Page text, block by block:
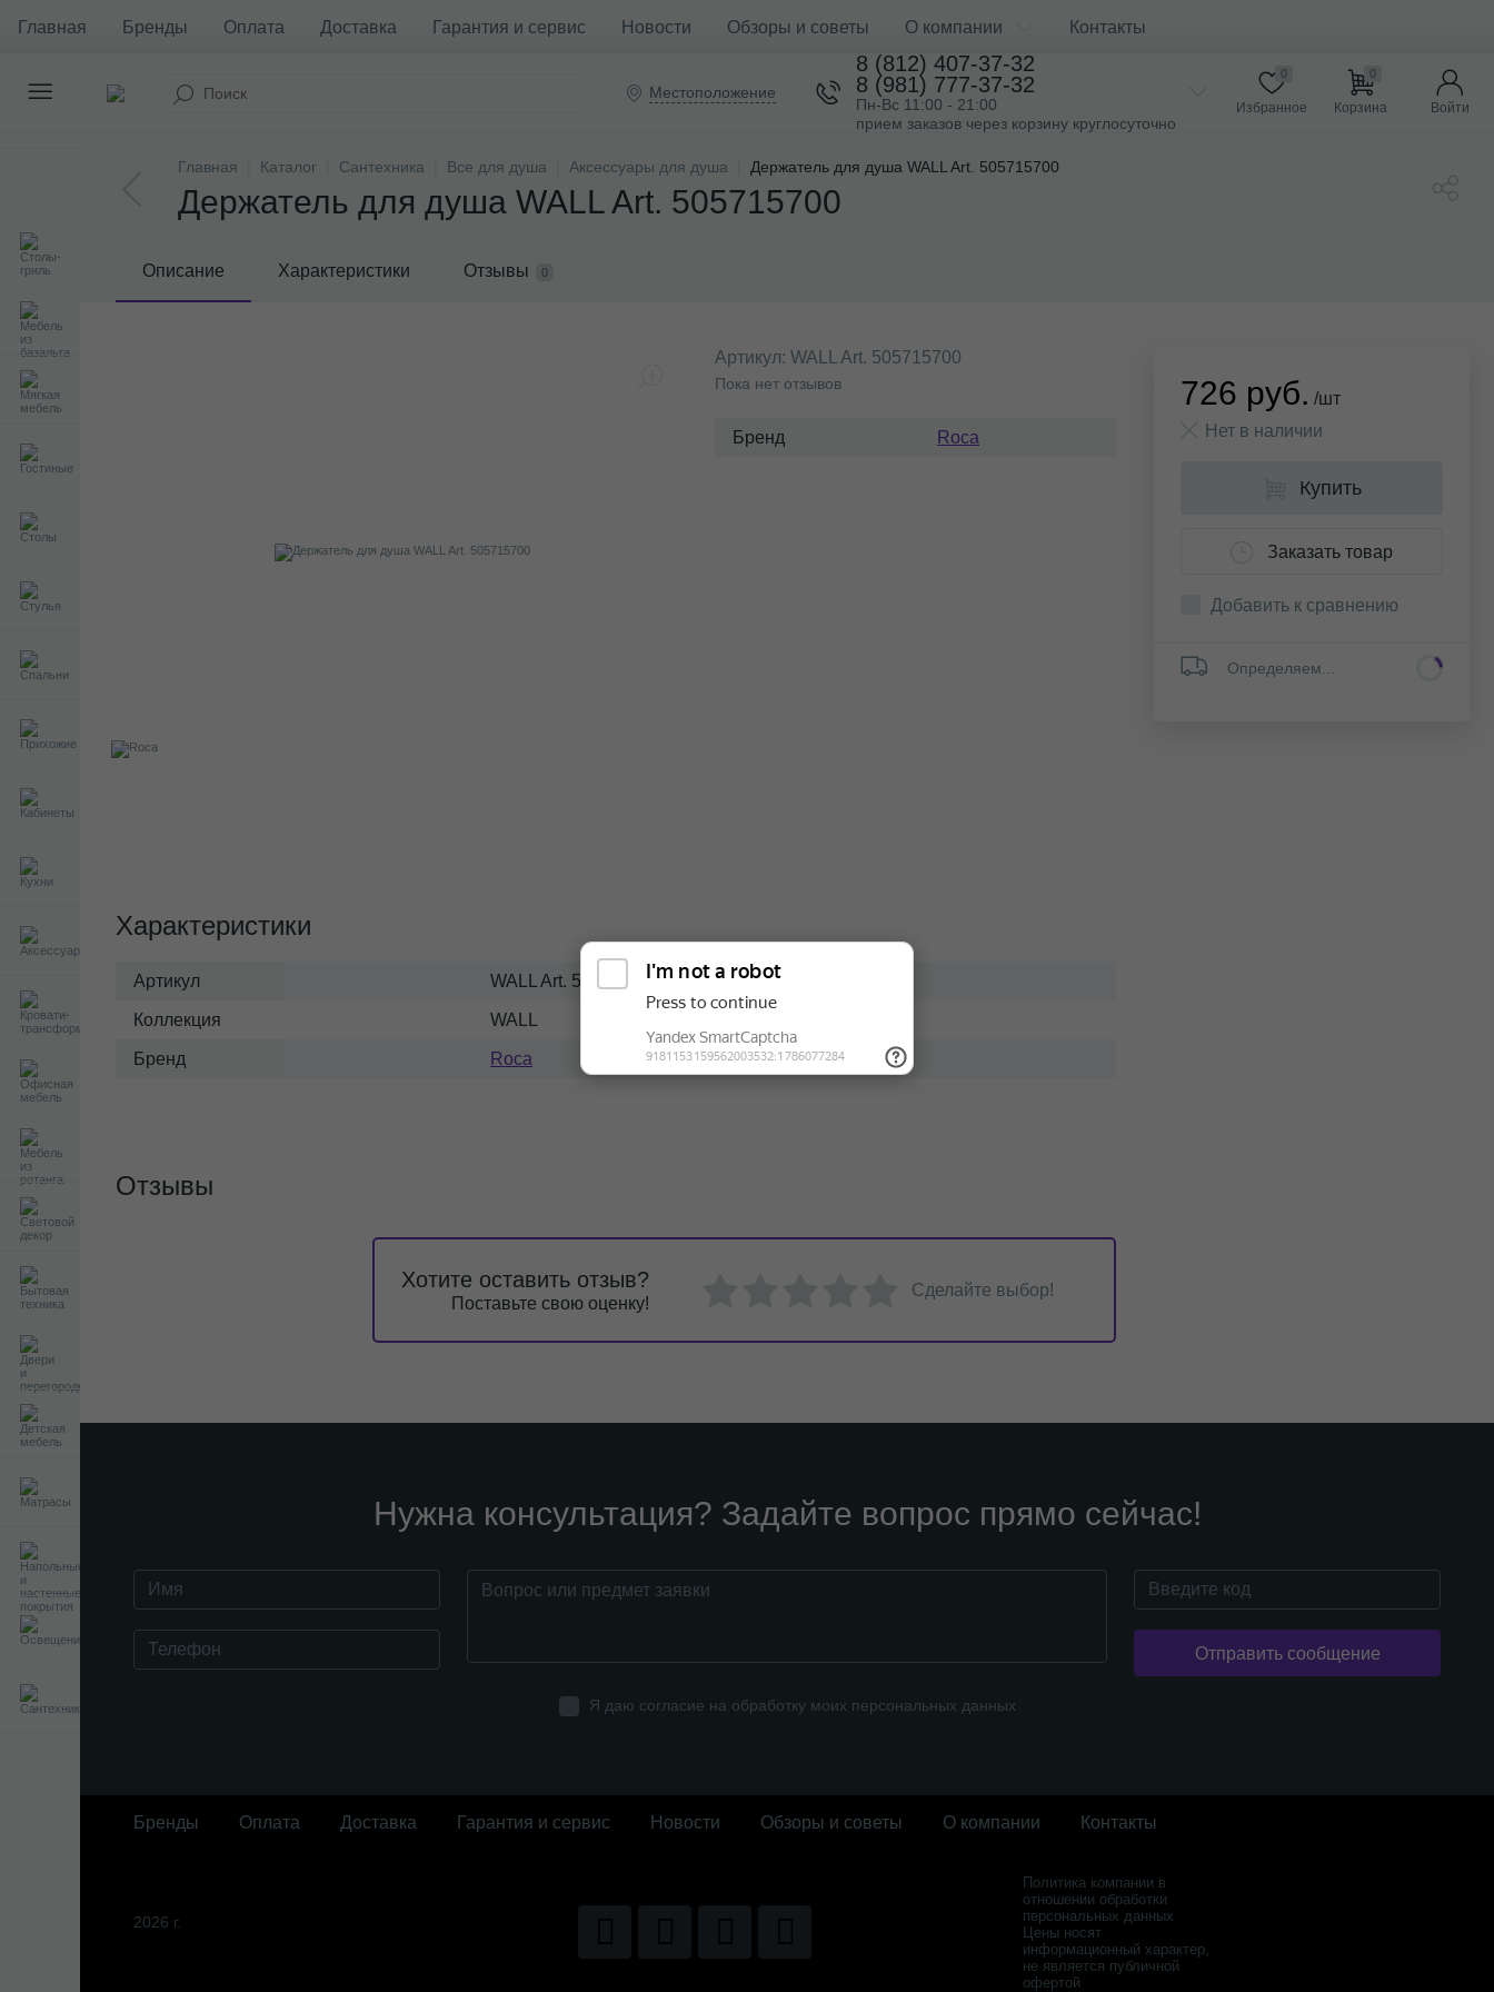
Главная Бренды Оплата Доставка Гарантия и сервис Новости Обзоры и советы О компании Контакты
Местоположение
8 (812) 407-37-32
8 (981) 777-37-32
Пн-Вс 11:00 - 21:00
прием заказов через корзину круглосуточно
0
Избранное
0
Корзина Войти
Главная Каталог Сантехника Все для душа Аксессуары для душа Держатель для душа WALL Art. 505715700
Держатель для душа WALL Art. 505715700
Описание Характеристики Отзывы 0
Артикул: WALL Art. 505715700
Пока нет отзывов
Бренд Roca
Характеристики
Артикул WALL Art. 505715700
Коллекция WALL
Бренд Roca
726 руб. /шт
Нет в наличии
Купить
Заказать товар
Добавить к сравнению
Определяем...
Отзывы
Хотите оставить отзыв?
Поставьте свою оценку!
Сделайте выбор!
Нужна консультация? Задайте вопрос прямо сейчас!
Отправить сообщение
Я даю согласие на обработку моих персональных данных
Бренды Оплата Доставка Гарантия и сервис Новости Обзоры и советы О компании Контакты
2026 г.
Политика компании в
отношении обработки
персональных данных
Цены носят
информационный характер,
не является публичной
офертой